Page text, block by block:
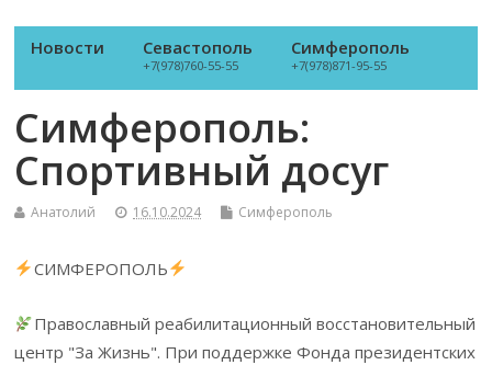
Новости Севастополь
+7(978)760-55-55
Симферополь
+7(978)871-95-55
Симферополь:
Спортивный досуг
Анатолий 16.10.2024 Симферополь
СИМФЕРОПОЛЬ
Православный реабилитационный восстановительный
центр "За Жизнь". При поддержке Фонда президентских